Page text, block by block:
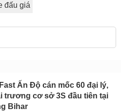
đấu giá
Ấn Độ cán mốc 60 đại lý,
trương cơ sở 3S đầu tiên tại
Bihar